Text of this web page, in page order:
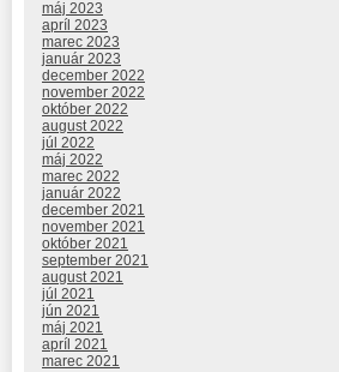
máj 2023
apríl 2023
marec 2023
január 2023
december 2022
november 2022
október 2022
august 2022
júl 2022
máj 2022
marec 2022
január 2022
december 2021
november 2021
október 2021
september 2021
august 2021
júl 2021
jún 2021
máj 2021
apríl 2021
marec 2021